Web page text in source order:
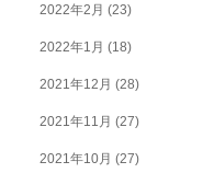
2022年2月 (23)
2022年1月 (18)
2021年12月 (28)
2021年11月 (27)
2021年10月 (27)